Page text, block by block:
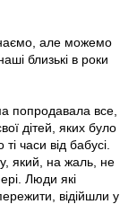
але можемо
близькі в роки
попродавала все,
дітей, яких було
часи від бабусі.
який, на жаль, не
Люди які
відійшли у